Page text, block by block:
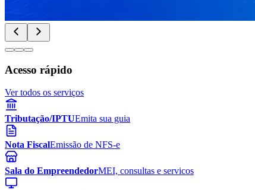
Acesso rápido
Ver todos os serviços
Tributação/IPTUEmita sua guia
Nota FiscalEmissão de NFS-e
Sala do EmpreendedorMEI, consultas e servicos